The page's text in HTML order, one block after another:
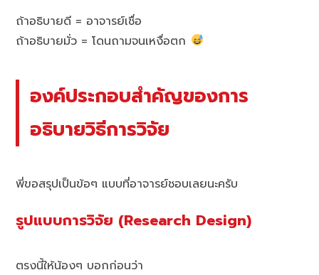
ถ้าอธิบายดี = อาจารย์เชื่อ
ถ้าอธิบายมั่ว = โดนถามจนเหงื่อตก
องค์ประกอบสำคัญของการ
อธิบายวิธีการวิจัย
พี่ขอสรุปเป็นข้อๆ แบบที่อาจารย์ชอบเลยนะครับ
รูปแบบการวิจัย (Research Design)
ตรงนี้ให้น้องๆ บอกก่อนว่า